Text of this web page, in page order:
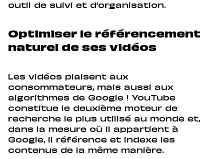
outil de suivi et d’organisation.
Optimiser le référencement
naturel de ses vidéos
Les vidéos plaisent aux
consommateurs, mais aussi aux
algorithmes de Google ! YouTube
constitue le deuxième moteur de
recherche le plus utilisé au monde et,
dans la mesure où il appartient à
Google, il référence et indexe les
contenus de la même manière.